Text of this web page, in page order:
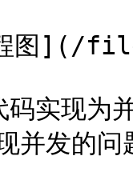
](/
现为并
发的问